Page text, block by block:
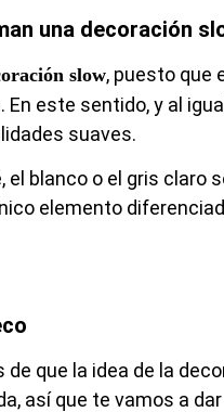
una decoración
slow, puesto que
este sentido, y al
suaves.
blanco o el gris claro
elemento
que la idea de la
así que te vamos a